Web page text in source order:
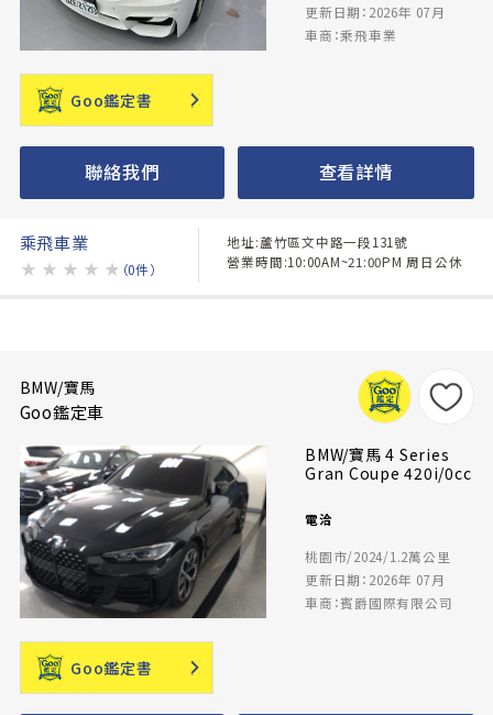
更新日期：2026年 07月
車商：乘飛車業
Goo鑑定書
聯絡我們 查看詳情
乘飛車業
★ ★ ★ ★ ★ （0件）
地址:蘆竹區文中路一段131號
營業時間:10:00AM~21:00PM 周日公休
BMW/寶馬
Goo鑑定車
BMW/寶馬 4 Series
Gran Coupe 420i/0cc
電洽
桃園市/2024/1.2萬公里
更新日期：2026年 07月
車商：賓爵國際有限公司
Goo鑑定書